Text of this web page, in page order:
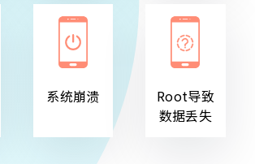
系统崩溃
Root导致
数据丢失